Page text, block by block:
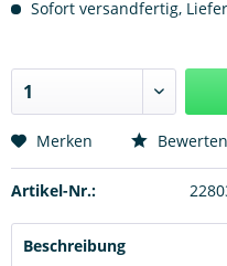
Sofort versandfertig,
Merken Bewerten
Artikel-Nr.:
Beschreibung